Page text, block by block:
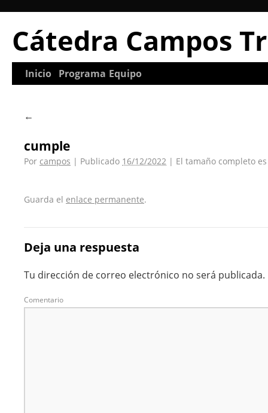
Cátedra Campos
Inicio Programa Equipo
←
cumple
Por campos | Publicado 16/12/2022 | El tamaño completo
Guarda el enlace permanente.
Deja una respuesta
Tu dirección de correo electrónico no será publicada.
Comentario